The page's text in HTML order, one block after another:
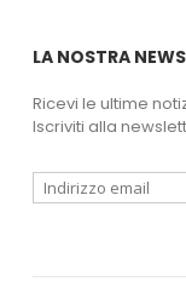
LA NOSTRA
Ricevi le ultime
Iscriviti alla